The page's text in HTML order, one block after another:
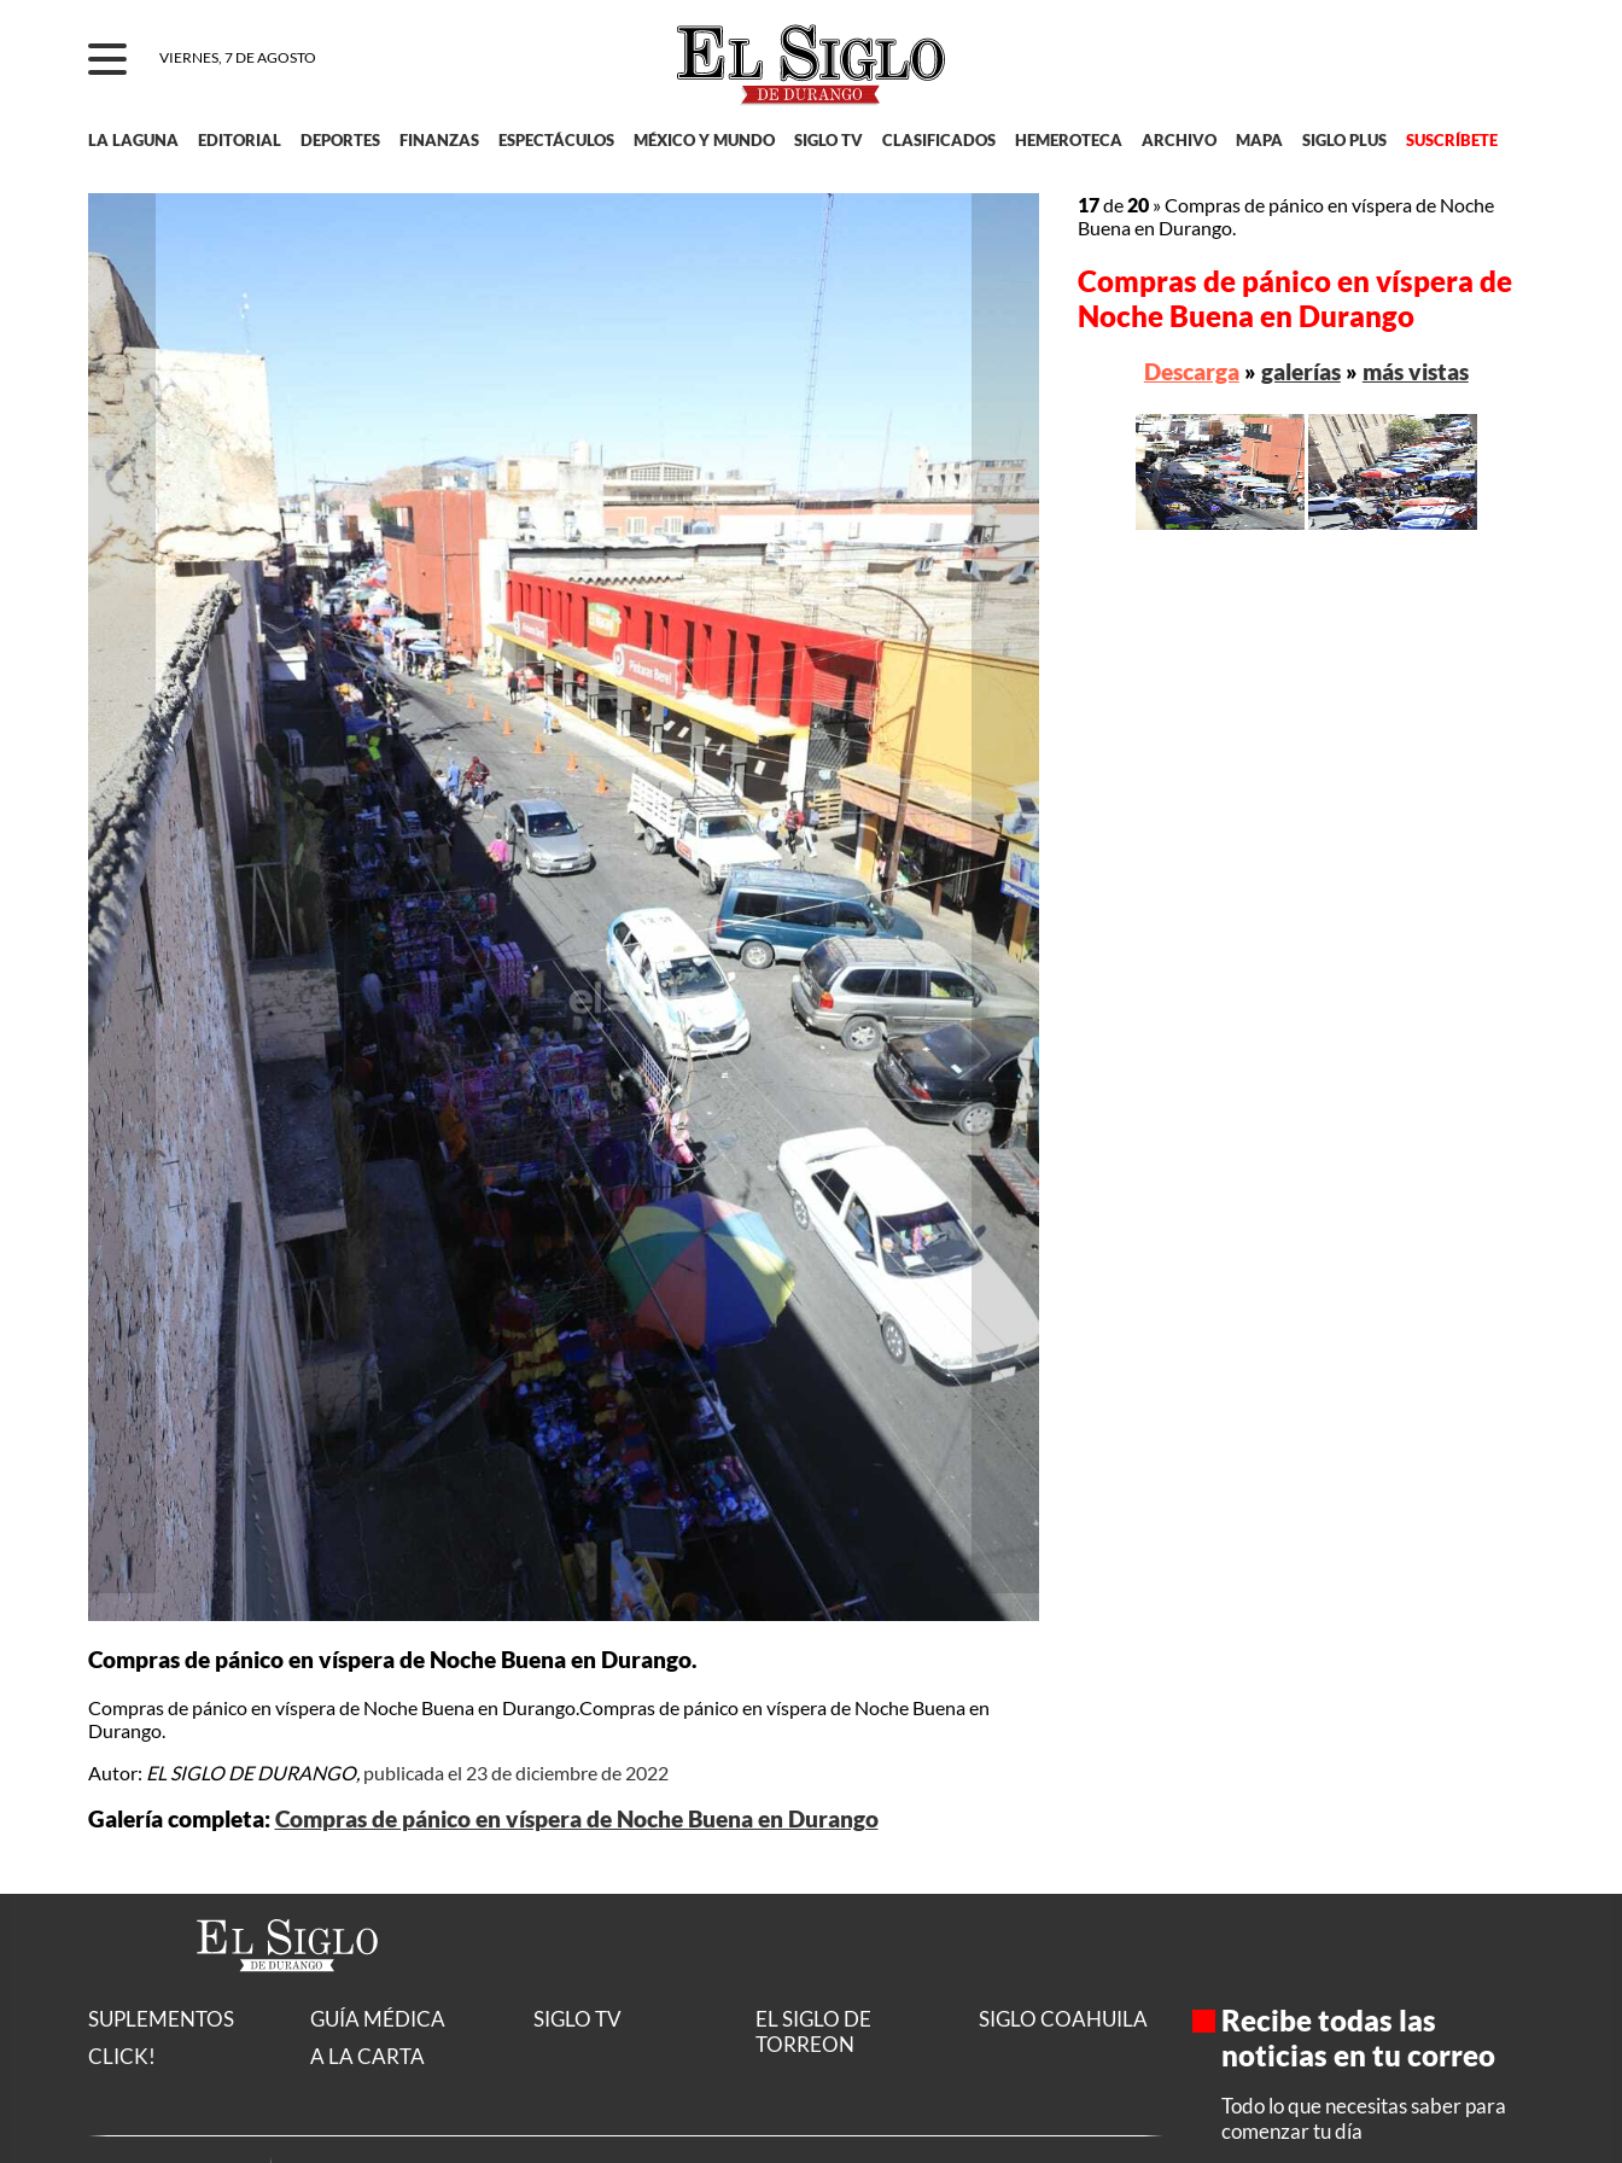
VIERNES, 7 DE AGOSTO
LA LAGUNA EDITORIAL DEPORTES FINANZAS ESPECTÁCULOS MÉXICO Y MUNDO SIGLO TV CLASIFICADOS HEMEROTECA ARCHIVO MAPA SIGLO PLUS SUSCRÍBETE
Compras de pánico en víspera de Noche Buena en Durango.
Compras de pánico en víspera de Noche Buena en Durango.Compras de pánico en víspera de Noche Buena en
Durango.
Autor: EL SIGLO DE DURANGO, publicada el 23 de diciembre de 2022
Galería completa:Compras de pánico en víspera de Noche Buena en Durango
17de20 »Compras de pánico en víspera de Noche
Buena en Durango.
Compras de pánico en víspera de
Noche Buena en Durango
Descarga» galerías» más vistas
SUPLEMENTOS
CLICK!
GUÍA MÉDICA
A LA CARTA
SIGLO TV
EL SIGLO DE
TORREON
SIGLO COAHUILA
Recibe todas las
noticias en tu correo
Todo lo que necesitas saber para
comenzar tu día